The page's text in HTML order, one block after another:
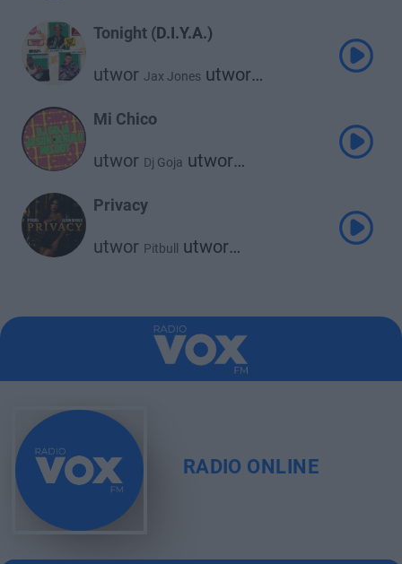
Tonight (D.I.Y.A.)
utwor Jax Jones utwor
Mi Chico
utwor Dj Goja utwor
Privacy
utwor Pitbull utwor
RADIO ONLINE